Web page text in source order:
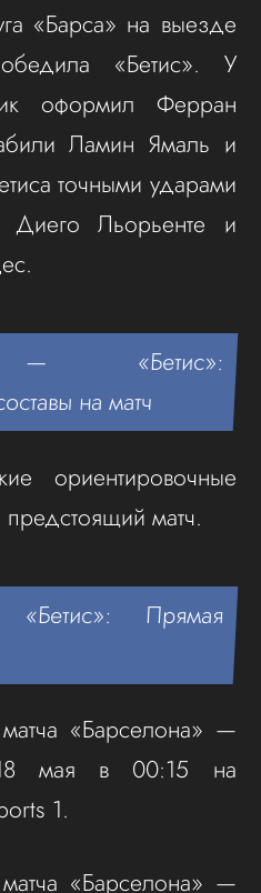
«Барса» на выезде
«Бетис». У
оформил Ферран
Ламин Ямаль и
точными ударами
Диего Льорьенте и
— «Бетис»:
на матч
ориентировочные
предстоящий матч.
Прямая
«Барселона» —
18 мая в 00:15 на
1.
«Барселона» —